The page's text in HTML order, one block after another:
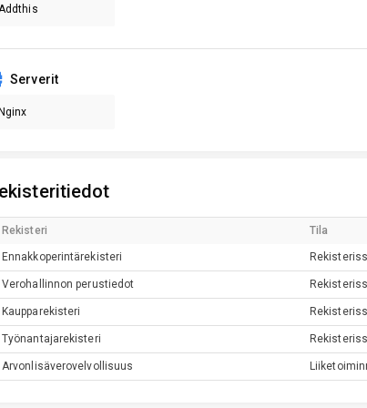
Serverit
Rekisteri Tila
Ennakkoperintärekisteri
Verohallinnon perustiedot
Kaupparekisteri
Työnantajarekisteri
Arvonlisäverovelvollisuus